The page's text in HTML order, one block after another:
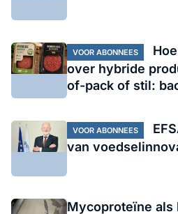
VOOR ABONNEES
over hybride
of-pack of stil:
VOOR ABONNEES
van
Mycoproteïne als